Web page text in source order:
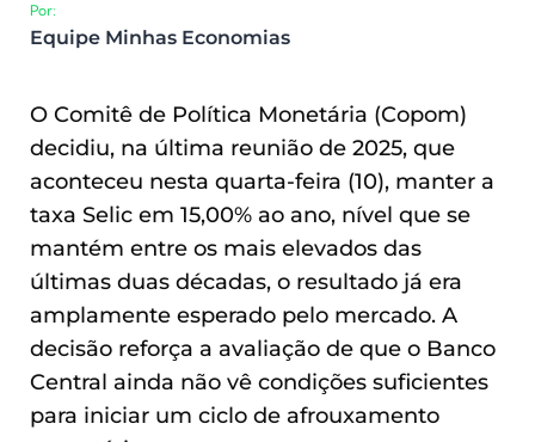
Por:
Equipe Minhas Economias
O Comitê de Política Monetária (Copom)
decidiu, na última reunião de 2025, que
aconteceu nesta quarta-feira (10), manter a
taxa Selic em 15,00% ao ano, nível que se
mantém entre os mais elevados das
últimas duas décadas, o resultado já era
amplamente esperado pelo mercado. A
decisão reforça a avaliação de que o Banco
Central ainda não vê condições suficientes
para iniciar um ciclo de afrouxamento